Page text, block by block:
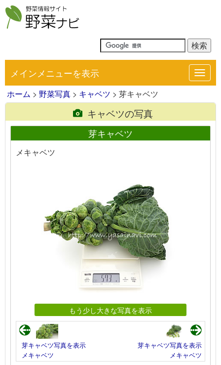
メインメニューを表示
ホーム > 野菜写真 > キャベツ > 芽キャベツ
キャベツの写真
芽キャベツ
メキャベツ
もう少し大きな写真を表示
芽キャベツ写真を表示
メキャベツ
芽キャベツ写真を表示
メキャベツ